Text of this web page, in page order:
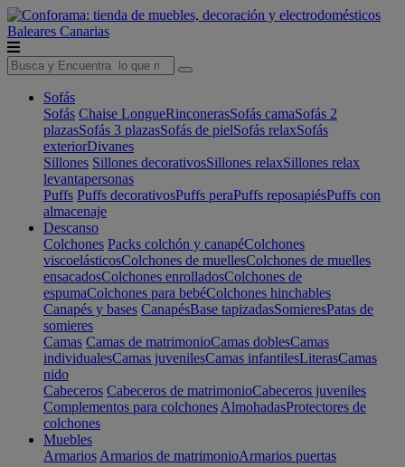
Baleares Canarias
Sofás
Sofás Chaise LongueRinconerasSofás camaSofás 2
plazasSofás 3 plazasSofás de pielSofás relaxSofás
exteriorDivanes
Sillones Sillones decorativosSillones relaxSillones relax
levantapersonas
Puffs Puffs decorativosPuffs peraPuffs reposapiésPuffs con
almacenaje
Descanso
Colchones Packs colchón y canapéColchones
viscoelásticosColchones de muellesColchones de muelles
ensacadosColchones enrolladosColchones de
espumaColchones para bebéColchones hinchables
Canapés y bases CanapésBase tapizadasSomieresPatas de
somieres
Camas Camas de matrimonioCamas doblesCamas
individualesCamas juvenilesCamas infantilesLiterasCamas
nido
Cabeceros Cabeceros de matrimonioCabeceros juveniles
Complementos para colchones AlmohadasProtectores de
colchones
Muebles
Armarios Armarios de matrimonioArmarios puertas